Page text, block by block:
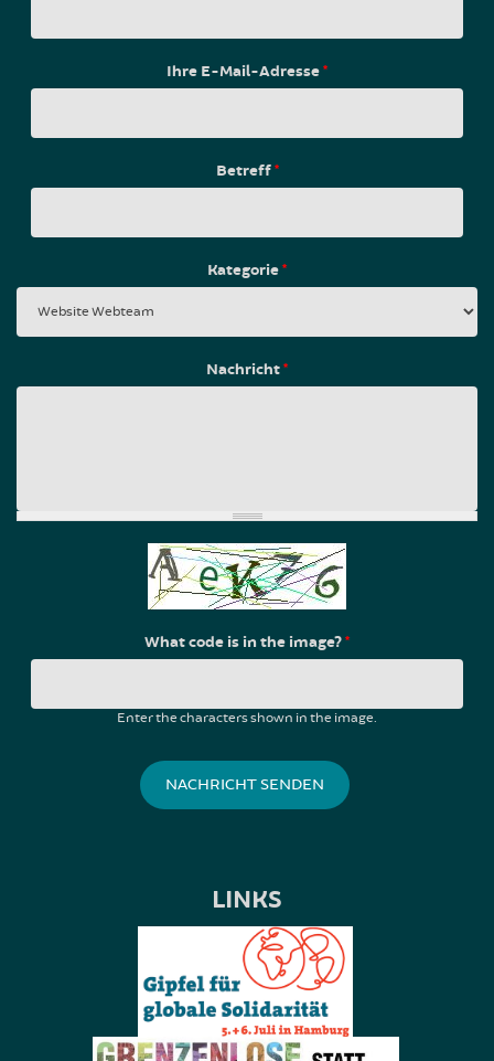
Ihre E-Mail-Adresse*
Betreff*
Kategorie*
Nachricht*
What code is in the image?*
Enter the characters shown in the image.
LINKS